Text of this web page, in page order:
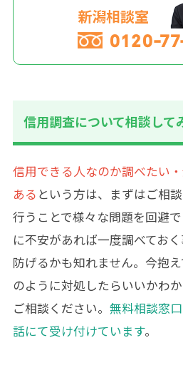
新潟相談室
0120-
信用調査について相談して
信用できる人なのか調べたい
ある という方は、まずはご相
行うことで様々な問題を回避
に不安があれば一度調べてお
防げるかも知れません。今抱
のように対処したらいいかわ
ご相談ください。 無料相談窓
話にて受け付けています。